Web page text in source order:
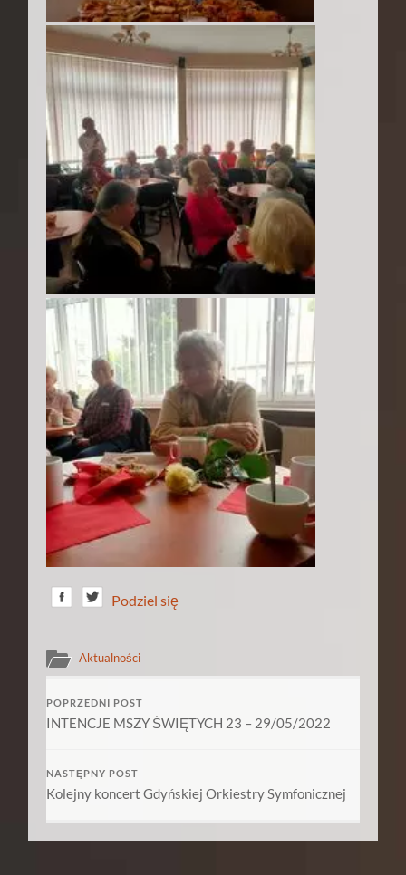
Podziel się
Aktualności
POPRZEDNI POST
INTENCJE MSZY ŚWIĘTYCH 23 – 29/05/2022
NASTĘPNY POST
Kolejny koncert Gdyńskiej Orkiestry Symfonicznej